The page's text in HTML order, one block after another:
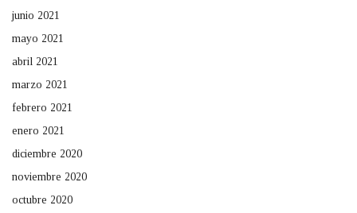
junio 2021
mayo 2021
abril 2021
marzo 2021
febrero 2021
enero 2021
diciembre 2020
noviembre 2020
octubre 2020